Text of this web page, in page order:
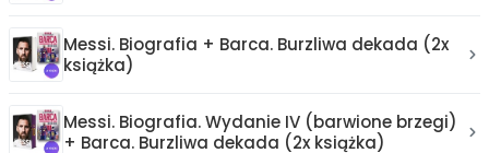
Messi. Biografia + Barca. Burzliwa dekada (2x
książka)
Messi. Biografia. Wydanie IV (barwione brzegi)
+ Barca. Burzliwa dekada (2x książka)